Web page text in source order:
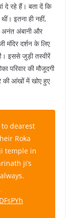
दे रहे हैं। बता दें कि
इतना ही नहीं,
अनंत अंबानी और
मंदिर दर्शन के लिए
इससे जुड़ी तस्वीरें
परिवार की मौजूदगी
की आंखों में खोए हुए
dearest
Roka
temple in
ji’s